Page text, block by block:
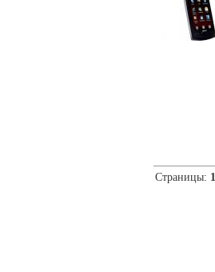
Страницы: 1